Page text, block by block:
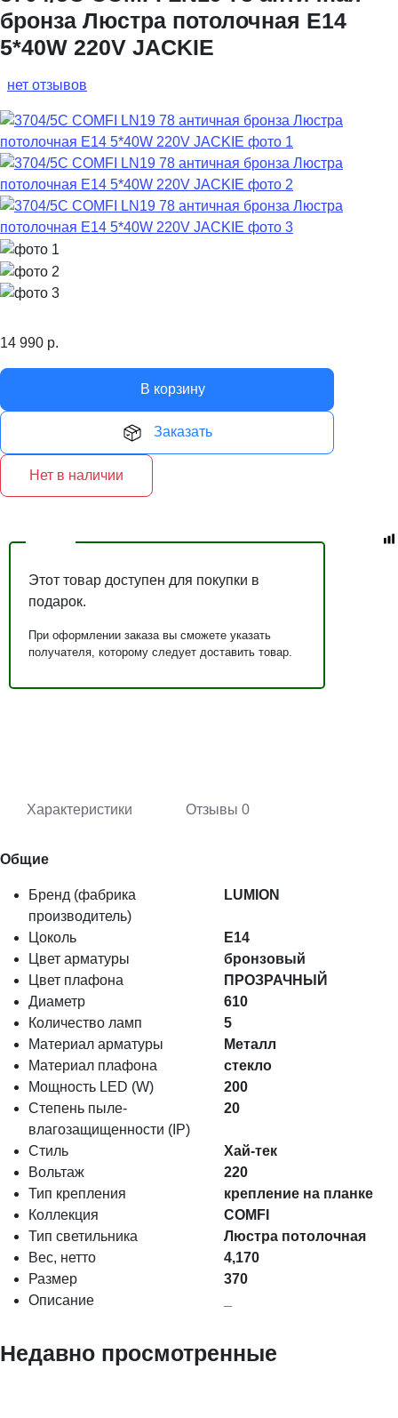
бронза Люстра потолочная E14
5*40W 220V JACKIE
нет отзывов
14 990 р.
В корзину
Заказать
Нет в наличии
Этот товар доступен для покупки в
подарок.
При оформлении заказа вы сможете указать
получателя, которому следует доставить товар.
Характеристики Отзывы 0
Общие
Бренд (фабрика
производитель)
LUMION
Цоколь
E14
Цвет арматуры
бронзовый
Цвет плафона
ПРОЗРАЧНЫЙ
Диаметр
610
Количество ламп
5
Материал арматуры
Металл
Материал плафона
стекло
Мощность LED (W)
200
Степень пыле-
влагозащищенности (IP)
20
Стиль
Хай-тек
Вольтаж
220
Тип крепления
крепление на планке
Коллекция
COMFI
Тип светильника
Люстра потолочная
Вес, нетто
4,170
Размер
370
Описание
Недавно просмотренные